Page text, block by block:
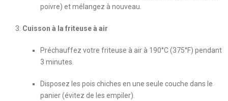
poivre) et mélangez à nouveau.
Cuisson à la friteuse à air
Préchauffez votre friteuse à air à 190°C (375°F) pendant
3 minutes.
Disposez les pois chiches en une seule couche dans le
panier (évitez de les empiler).